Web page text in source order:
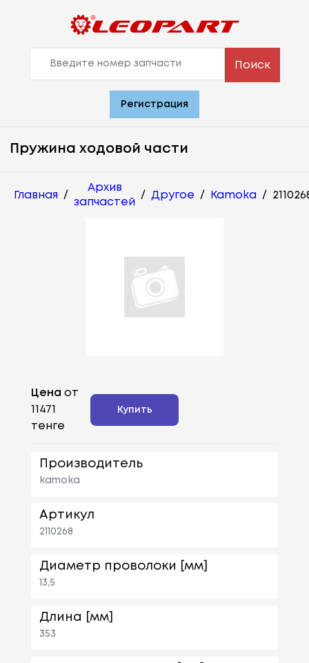
Поиск
Регистрация
Пружина ходовой части
Главная /
Архив
запчастей
/ Другое / Kamoka /
Цена от
11471
тенге
Купить
Производитель
kamoka
Артикул
2110268
Диаметр проволоки [мм]
13,5
Длина [мм]
353